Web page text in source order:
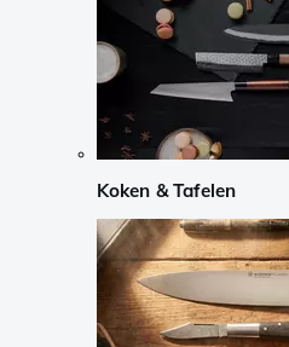
Koken & Tafelen